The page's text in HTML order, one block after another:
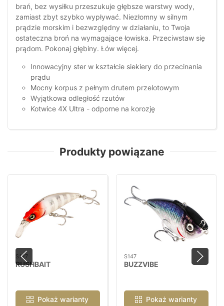
brań, bez wysiłku przeszukuje głębsze warstwy wody,
zamiast zbyt szybko wypływać. Niezłomny w silnym
prądzie morskim i bezwzględny w działaniu, to Twoja
ostateczna broń na wymagające łowiska. Przeciwstaw się
prądom. Pokonaj głębiny. Łów więcej.
Innowacyjny ster w kształcie siekiery do przecinania
prądu
Mocny korpus z pełnym drutem przelotowym
Wyjątkowa odległość rzutów
Kotwice 4X Ultra - odporne na korozję
Produkty powiązane
S127
RUSHBAIT
Pokaż warianty
S147
BUZZVIBE
Pokaż warianty